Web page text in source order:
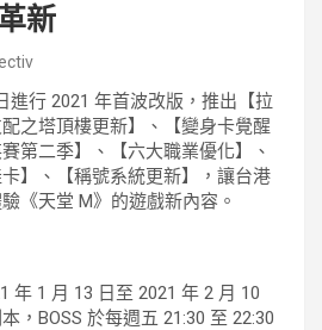
新
進行 2021 年首波改版，推出【拉
之塔頂樓更新】、【變身卡覺醒
第二季】、【六大職業優化】、
卡】、【稱號系統更新】，讓台港
《天堂 M》的遊戲新內容。
年 1 月 13 日至 2021 年 2 月 10
，BOSS 於每週五 21:30 至 22:30